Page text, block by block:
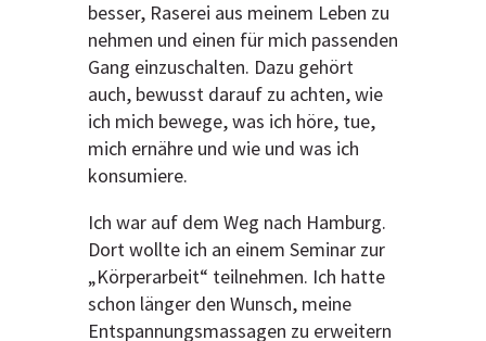
besser, Raserei aus meinem Leben zu
nehmen und einen für mich passenden
Gang einzuschalten. Dazu gehört
auch, bewusst darauf zu achten, wie
ich mich bewege, was ich höre, tue,
mich ernähre und wie und was ich
konsumiere.
Ich war auf dem Weg nach Hamburg.
Dort wollte ich an einem Seminar zur
„Körperarbeit“ teilnehmen. Ich hatte
schon länger den Wunsch, meine
Entspannungsmassagen zu erweitern